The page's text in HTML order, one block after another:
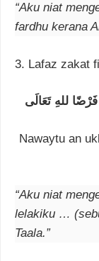
“Aku niat
fardhu kerana
3. Lafaz zakat
ﻟﻠﻪِ ﺗَﻌَﺎﻟَﻰ
Nawaytu an
“Aku niat
lelakiku …
Taala.”